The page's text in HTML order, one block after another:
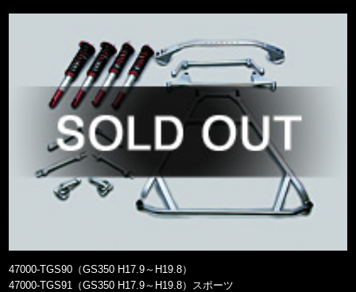
47000-TGS90（GS350 H17.9～H19.8）
47000-TGS91（GS350 H17.9～H19.8）スポーツ